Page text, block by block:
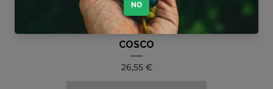
COSCO
Precio
26,55 €